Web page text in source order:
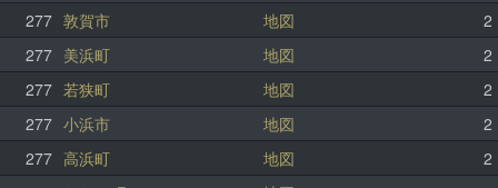
277 敦賀市 地図
2
277 美浜町 地図
2
277 若狭町 地図
2
277 小浜市 地図
2
277 高浜町 地図
2